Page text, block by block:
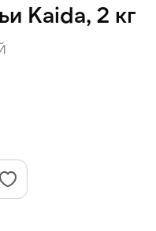
Kaida, 2 кг